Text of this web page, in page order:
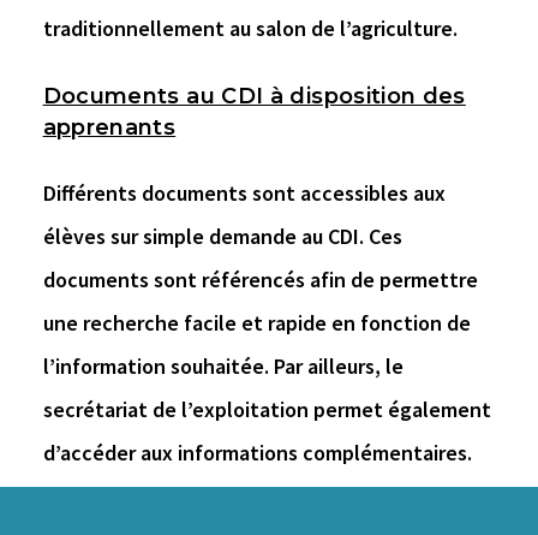
traditionnellement au salon de l’agriculture.
Documents au CDI à disposition des
apprenants
Différents documents sont accessibles aux
élèves sur simple demande au CDI. Ces
documents sont référencés afin de permettre
une recherche facile et rapide en fonction de
l’information souhaitée. Par ailleurs, le
secrétariat de l’exploitation permet également
d’accéder aux informations complémentaires.